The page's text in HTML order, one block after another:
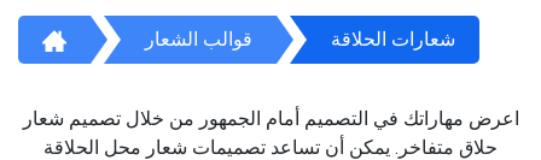
قوالب الشعار شعارات الحلاقة
اعرض مهاراتك في التصميم أمام الجمهور من خلال تصميم شعار
حلاق متفاخر. يمكن أن تساعد تصميمات شعار محل الحلاقة